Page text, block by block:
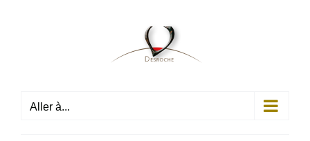
Aller à...